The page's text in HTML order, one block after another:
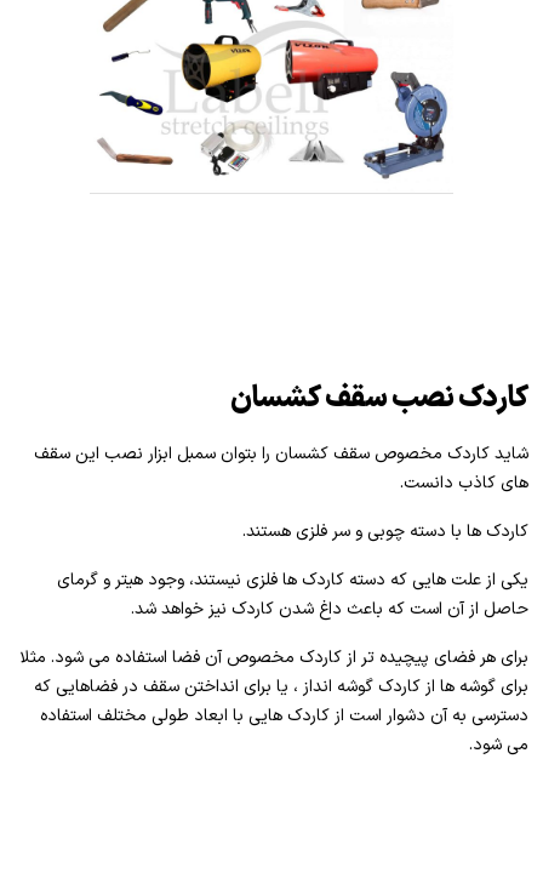
کاردک نصب سقف کشسان
شاید کاردک مخصوص سقف کشسان را بتوان سمبل ابزار نصب این سقف
های کاذب دانست.
کاردک ها با دسته چوبی و سر فلزی هستند.
یکی از علت هایی که دسته کاردک ها فلزی نیستند، وجود هیتر و گرمای
حاصل از آن است که باعث داغ شدن کاردک نیز خواهد شد.
برای هر فضای پیچیده تر از کاردک مخصوص آن فضا استفاده می شود. مثلا
برای گوشه ها از کاردک گوشه انداز ، یا برای انداختن سقف در فضاهایی که
دسترسی به آن دشوار است از کاردک هایی با ابعاد طولی مختلف استفاده
می شود.